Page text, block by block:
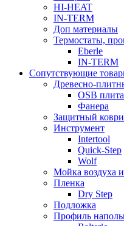
HI-HEAT
IN-TERM
Доп материалы
Термостаты,
Eberle
IN-TERM
Сопутствующие
Древесно-
OSB плита
Фанера
Защитный
Инструмент
Intertool
Quick-Step
Wolf
Мойка воздуха
Пленка
Dry Step
Подложка
Профиль